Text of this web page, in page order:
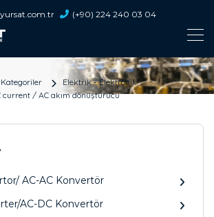
(+90) 224 240 03 04
Elektrik - Elektronik
current / AC akım dönüştürücü
AC-AC Konvertör
AC-DC Konvertör